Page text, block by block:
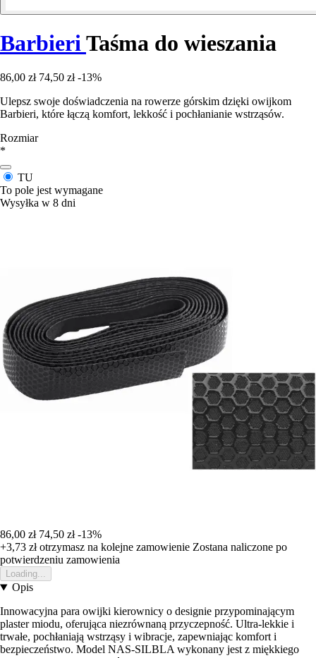
Barbieri Taśma do wieszania
86,00 zł 74,50 zł -13%
Ulepsz swoje doświadczenia na rowerze górskim dzięki owijkom
Barbieri, które łączą komfort, lekkość i pochłanianie wstrząsów.
Rozmiar
*
TU
To pole jest wymagane
Wysyłka w 8 dni
86,00 zł 74,50 zł -13%
+3,73 złotrzymasz na kolejne zamowienie Zostana naliczone po
potwierdzeniu zamowienia
Loading...
Opis
Innowacyjna para owijki kierownicy o designie przypominającym
plaster miodu, oferująca niezrównaną przyczepność. Ultra-lekkie i
trwałe, pochłaniają wstrząsy i wibracje, zapewniając komfort i
bezpieczeństwo. Model NAS-SILBLA wykonany jest z miękkiego